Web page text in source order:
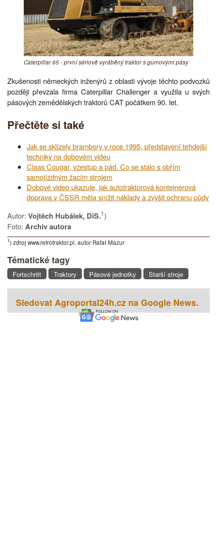
Caterpillar 65 - první sériově vyráběný traktor s gumovými pásy
Zkušenosti německých inženýrů z oblasti vývoje těchto podvozků
později převzala firma Caterpillar Challenger a využila u svých
pásových zemědělských traktorů CAT počátkem 90. let.
Přečtěte si také
Jak se sklízely brambory v roce 1995, představení tehdejší
techniky na dobovém videu
Claas Cougar, vzestup a pád. Co se stalo s obřím
samojízdným žacím strojem
Dobové video ukazuje, jak autotraktorová kontejnerová
doprava v ČSSR měla snížit náklady a zvýšit ochranu půdy
Autor: Vojtěch Hubálek, DiS.1)
Foto: Archiv autora
1) zdroj www.retrotraktor.pl, autor Rafał Mazur
Tématické tagy
Fortschritt Traktory Pásové jednotky Starší stroje
Sledovat Agroportal24h.cz na Google News.